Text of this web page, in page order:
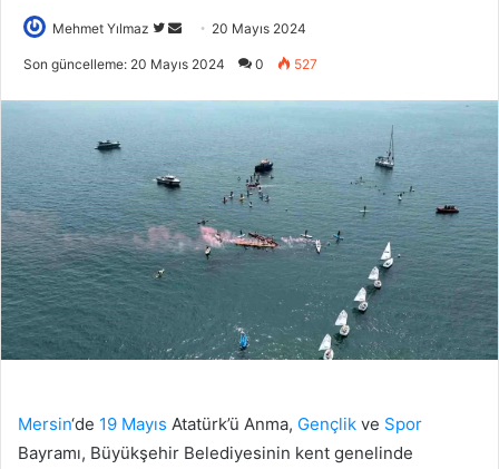
Mehmet Yılmaz
Twitter'da
Bir
göndermek
20 Mayıs 2024
Son güncelleme: 20 Mayıs 2024 0 527
Mersin‘de 19 Mayıs Atatürk’ü Anma, Gençlik ve Spor
Bayramı, Büyükşehir Belediyesinin kent genelinde